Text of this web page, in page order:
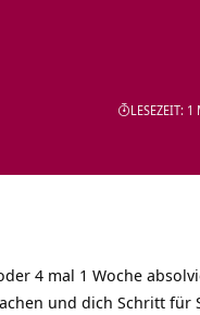
LESEZEIT: 1
4 mal 1 Woche
und dich Schritt